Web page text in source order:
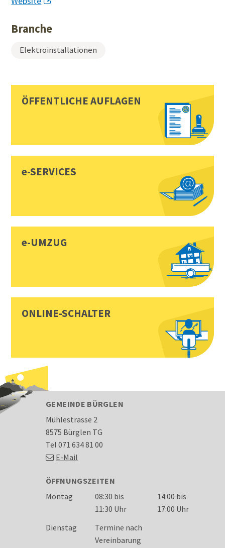
Branche
Elektroinstallationen
Sidebar
Toplinks
ÖFFENTLICHE AUFLAGEN
e-SERVICES
e-UMZUG
ONLINE-SCHALTER
FOOTER
GEMEINDE BÜRGLEN
Mühlestrasse 2
8575 Bürglen TG
Tel 071 634 81 00
E-Mail
ÖFFNUNGSZEITEN
Wochentag
Öffnungszeiten
Montag
08:30 bis
11:30 Uhr
14:00 bis
17:00 Uhr
Dienstag
Termine nach
Vereinbarung